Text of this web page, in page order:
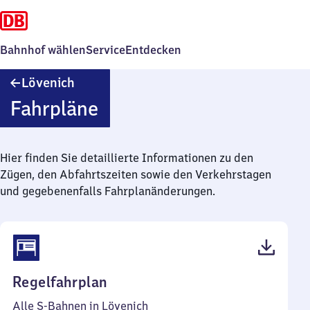
Bahnhof wählenServiceEntdecken
Lövenich
Fahrpläne
Hier finden Sie detaillierte Informationen zu den
Zügen, den Abfahrtszeiten sowie den Verkehrstagen
und gegebenenfalls Fahrplanänderungen.
Regelfahrplan
98
Alle S-Bahnen in Lövenich